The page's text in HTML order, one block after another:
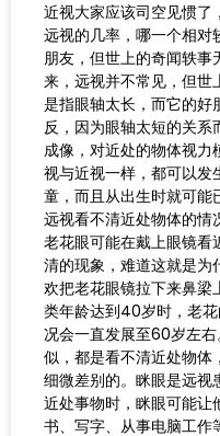
近视大家应该司空见惯了
远视的几率，哪一个相对
朋友，但世上的奇闻轶事
来，远视并不常见，但世
是指眼轴太长，而它的
反，因为眼轴太短的关系
成像，对近处的物体视力
视与近视一样，都可以发
童，而且从出生时就可能
远视看不清近处物体的情
老花眼可能在戴上眼镜看
清的现象，难道这就是为
欢把老花眼镜拉下来鼻梁
类年龄达到40岁时，老
况会一直发展至60岁左
似，都是看不清近处物体
细微差别的。眯眼是远视
近处事物时，眯眼可能让
书、写字、从事电脑工作